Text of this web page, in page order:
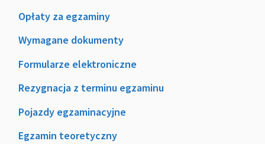
Opłaty za egzaminy
Wymagane dokumenty
Formularze elektroniczne
Rezygnacja z terminu egzaminu
Pojazdy egzaminacyjne
Egzamin teoretyczny